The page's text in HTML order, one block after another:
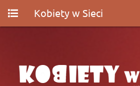
Kobiety w Sieci